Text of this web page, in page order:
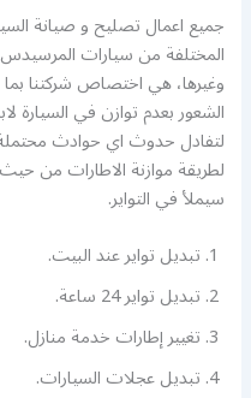
جميع اعمال تصليح و صيانة
المختلفة من سيارات المرسيدس
وغيرها، هي اختصاص شركتنا بما
الشعور بعدم توازن في
لتفادل حدوث اي حوادث محتملة
لطريقة موازنة الاطارات من
سيملأ في التواير.
تبديل تواير عند البيت.
تبديل تواير 24 ساعة.
تغيير إطارات خدمة منازل.
تبديل عجلات السيارات.